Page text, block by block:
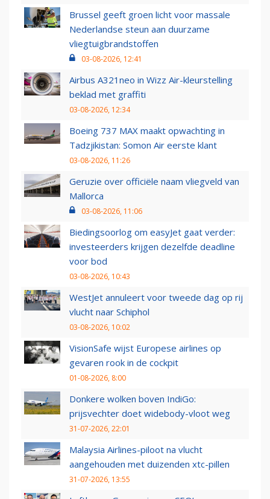
Brussel geeft groen licht voor massale
Nederlandse steun aan duurzame
vliegtuigbrandstoffen
03-08-2026, 12:41
Airbus A321neo in Wizz Air-kleurstelling
beklad met graffiti
03-08-2026, 12:34
Boeing 737 MAX maakt opwachting in
Tadzjikistan: Somon Air eerste klant
03-08-2026, 11:26
Geruzie over officiële naam vliegveld van
Mallorca
03-08-2026, 11:06
Biedingsoorlog om easyJet gaat verder:
investeerders krijgen dezelfde deadline
voor bod
03-08-2026, 10:43
WestJet annuleert voor tweede dag op rij
vlucht naar Schiphol
03-08-2026, 10:02
VisionSafe wijst Europese airlines op
gevaren rook in de cockpit
01-08-2026, 8:00
Donkere wolken boven IndiGo:
prijsvechter doet widebody-vloot weg
31-07-2026, 22:01
Malaysia Airlines-piloot na vlucht
aangehouden met duizenden xtc-pillen
31-07-2026, 13:55